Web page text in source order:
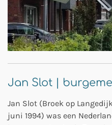
Jan Slot |
Jan Slot (Broek op
juni 1994) was een